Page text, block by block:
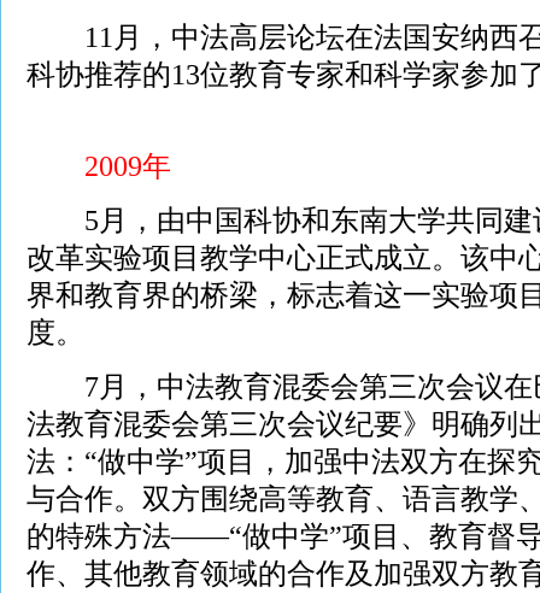
11月，中法高层论坛在法国安纳西
科协推荐的13位教育专家和科学家参加
2009年
5月，由中国科协和东南大学共同建
改革实验项目教学中心正式成立。该中
界和教育界的桥梁，标志着这一实验项
度。
7月，中法教育混委会第三次会议在
法教育混委会第三次会议纪要》明确列
法：“做中学”项目，加强中法双方在探
与合作。双方围绕高等教育、语言教学
的特殊方法——“做中学”项目、教育督
作、其他教育领域的合作及加强双方教